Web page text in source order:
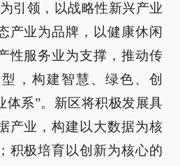
引领，以战略性新兴产业
产业为品牌，以健康休闲
性服务业为支撑，推动传
，构建智慧、绿色、创
体系”。新区将积极发展具
产业，构建以大数据为核
积极培育以创新为核心的